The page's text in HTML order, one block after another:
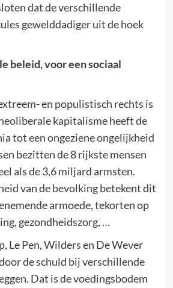
dat de verschillende
gewelddadiger uit de hoek
beleid, voor een sociaal
en populistisch rechts is
kapitalisme heeft de
tot een ongeziene ongelijkheid
bezitten de 8 rijkste mensen
als de 3,6 miljard armsten.
van de bevolking betekent dit
armoede, tekorten op
gezondheidszorg, …
Le Pen, Wilders en De Wever
de schuld bij verschillende
Dat is de voedingsbodem